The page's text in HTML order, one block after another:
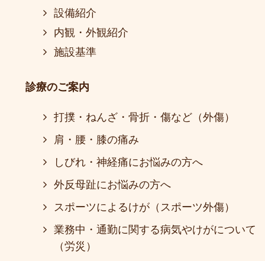
設備紹介
内観・外観紹介
施設基準
診療のご案内
打撲・ねんざ・骨折・傷など（外傷）
肩・腰・膝の痛み
しびれ・神経痛にお悩みの方へ
外反母趾にお悩みの方へ
スポーツによるけが（スポーツ外傷）
業務中・通勤に関する病気やけがについて
（労災）